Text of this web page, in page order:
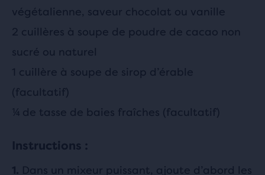
végétalienne, saveur chocolat ou vanille
2 cuillères à soupe de poudre de cacao non
sucré ou naturel
1 cuillère à soupe de sirop d’érable
(facultatif)
¼ de tasse de baies fraîches (facultatif)
Instructions :
1. Dans un mixeur puissant, ajoute d’abord les